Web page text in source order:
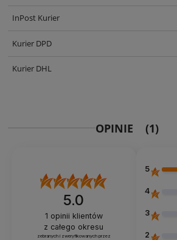
InPost Kurier
Kurier DPD
Kurier DHL
OPINIE (1)
5.0
1 opinii klientów
z całego okresu
zebranych i zweryfikowanych przez
5
4
3
2